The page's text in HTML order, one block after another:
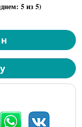
5из 5)